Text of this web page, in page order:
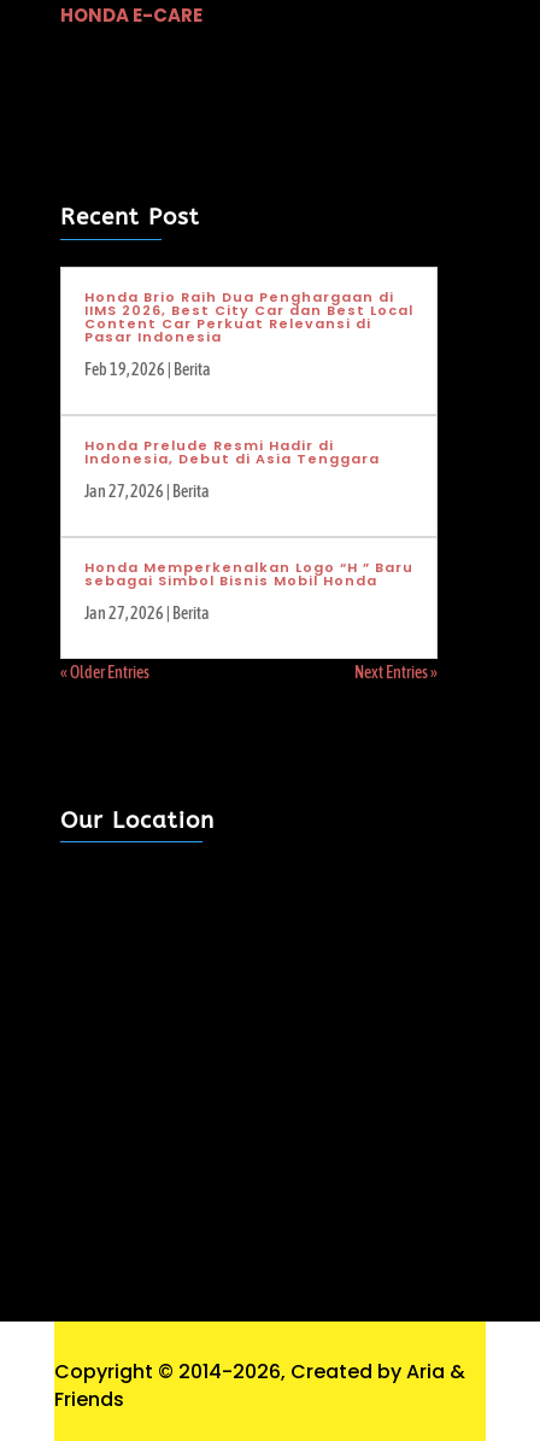
HONDA E-CARE
Recent Post
Honda Brio Raih Dua Penghargaan di
IIMS 2026, Best City Car dan Best Local
Content Car Perkuat Relevansi di
Pasar Indonesia
Feb 19, 2026 | Berita
Honda Prelude Resmi Hadir di
Indonesia, Debut di Asia Tenggara
Jan 27, 2026 | Berita
Honda Memperkenalkan Logo “H ” Baru
sebagai Simbol Bisnis Mobil Honda
Jan 27, 2026 | Berita
« Older Entries Next Entries »
Our Location
Copyright © 2014-2026, Created by Aria &
Friends